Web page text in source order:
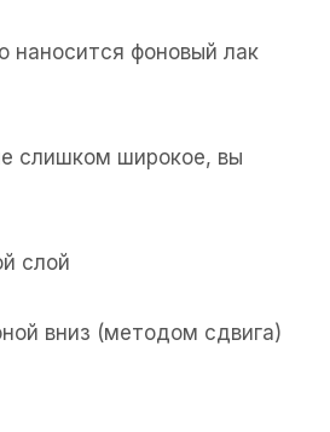
наносится фоновый лак
слишком широкое, вы
слой
вниз (методом сдвига)